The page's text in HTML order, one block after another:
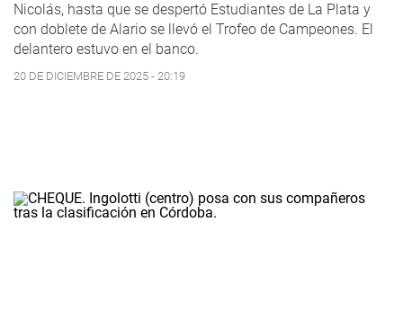
Nicolás, hasta que se despertó Estudiantes de La Plata y
con doblete de Alario se llevó el Trofeo de Campeones. El
delantero estuvo en el banco.
20 DE DICIEMBRE DE 2025 - 20:19